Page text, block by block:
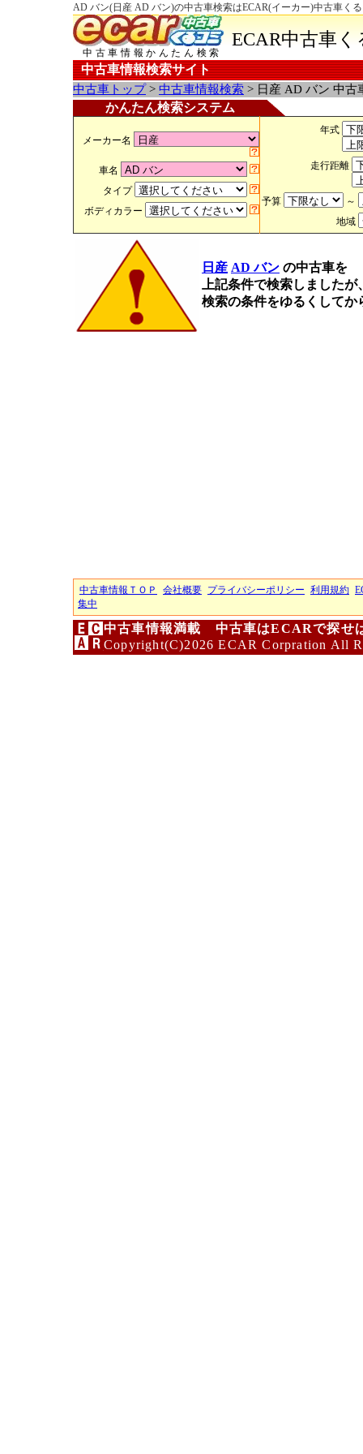
AD バン(日産 AD バン)の中古車検索はECAR(イーカー)中古車く
中古車情報かんたん検索
ECAR中古車
中古車情報検索サイト
中古車トップ> 中古車情報検索 > 日産 AD バン 中古
かんたん検索システム
メーカー名
車名
タイプ
ボディカラー
年式
走行距離
予算
～
地域
日産 AD バン の中古車を
上記条件で検索しました
検索の条件をゆるくして
中古車情報ＴＯＰ 会社概要 プライバシーポリシー 利用規約
集中
中古車情報満載 中古車はECARで探せ
Copyright(C)2026 ECAR Corpration All